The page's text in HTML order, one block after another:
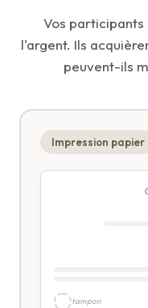
Vos participants
l'argent. Ils
peuvent-ils
Impression papier
tampon